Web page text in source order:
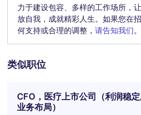
力于建设包容、多样的工作场所，
放自我，成就精彩人生。如果您在
何支持或合理的调整， 请告知我们。
类似职位
CFO，医疗上市公司（利润稳
业务布局）